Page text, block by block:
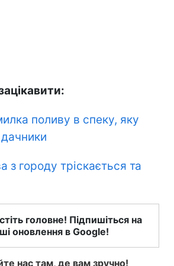
поливу в спеку, яку
з городу тріскається та
головне! Підпишіться на
оновлення в Google!
нас там, де вам зручно!